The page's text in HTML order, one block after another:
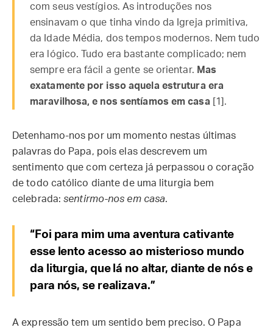
com seus vestígios. As introduções nos
ensinavam o que tinha vindo da Igreja primitiva,
da Idade Média, dos tempos modernos. Nem tudo
era lógico. Tudo era bastante complicado; nem
sempre era fácil a gente se orientar. Mas
exatamente por isso aquela estrutura era
maravilhosa, e nos sentíamos em casa [1].
Detenhamo-nos por um momento nestas últimas
palavras do Papa, pois elas descrevem um
sentimento que com certeza já perpassou o coração
de todo católico diante de uma liturgia bem
celebrada:sentirmo-nos em casa.
“Foi para mim uma aventura cativante
esse lento acesso ao misterioso mundo
da liturgia, que lá no altar, diante de nós e
para nós, se realizava.”
A expressão tem um sentido bem preciso. O Papa